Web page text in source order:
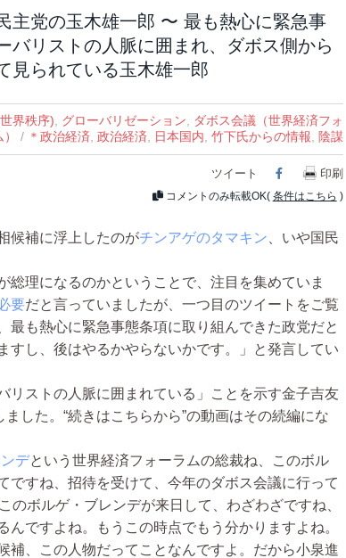
主党の玉木雄一郎 〜 最も熱心に緊急事
バリストの人脈に囲まれ、ダボス側から
見られている玉木雄一郎
界秩序) グローバリゼーション
ダボス会議（世界経済フォ
/ ＊政治経済 政治経済 日本国内 竹下氏からの情報 陰謀
ツイート Facebook
印刷
コメントのみ転載OK( 条件はこちら )
候補に浮上したのがチンアゲのタマキン 、いや国民
理になるのかということで、注目を集めていま
要だと言っていましたが、一つ目のツイートをご覧
最も熱心に緊急事態条項に取り組んできた政党だと
し、後はやるかやらないかです。」と発言してい
ストの人脈に囲まれている」ことを示す金子吉友
ました。“続きはこちらから”の動画はその続編にな
デという世界経済フォーラムの総裁ね、このボル
ですね、招待を受けて、今年のダボス会議に行って
のボルゲ・ブレンデが来日して、わざわざですね、
んですよね。もうこの時点でもう分かりますよね。
補、この人物だってことなんですよ。だから小泉進